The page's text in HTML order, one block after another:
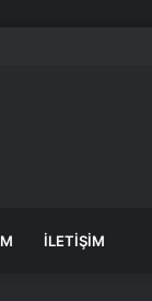
kaldılar
İLETIŞIM